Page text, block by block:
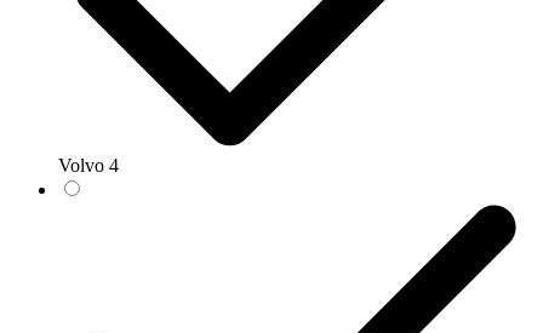
Volvo 4